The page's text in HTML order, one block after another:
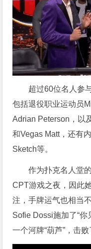
超过60位名人参
包括退役职业运动员
Adrian Peterson，以
和Vegas Matt，还有
Sketch等。
作为扑克名人堂
CPT游戏之夜，因此
注，手牌运气也相当
Sofie Dossi施加了“你
一个河牌“葫芦”，击